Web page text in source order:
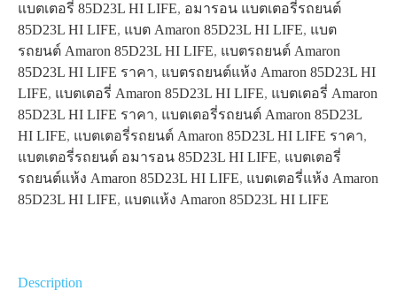
แบตเตอรี่ 85D23L HI LIFE, อมารอน แบตเตอรี่รถยนต์
85D23L HI LIFE, แบต Amaron 85D23L HI LIFE, แบต
รถยนต์ Amaron 85D23L HI LIFE, แบตรถยนต์ Amaron
85D23L HI LIFE ราคา, แบตรถยนต์แห้ง Amaron 85D23L HI
LIFE, แบตเตอรี่ Amaron 85D23L HI LIFE, แบตเตอรี่ Amaron
85D23L HI LIFE ราคา, แบตเตอรี่รถยนต์ Amaron 85D23L
HI LIFE, แบตเตอรี่รถยนต์ Amaron 85D23L HI LIFE ราคา,
แบตเตอรี่รถยนต์ อมารอน 85D23L HI LIFE, แบตเตอรี่
รถยนต์แห้ง Amaron 85D23L HI LIFE, แบตเตอรี่แห้ง Amaron
85D23L HI LIFE, แบตแห้ง Amaron 85D23L HI LIFE
Description